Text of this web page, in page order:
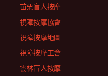
苗栗盲人按摩
視障按摩協會
視障按摩地圖
視障按摩工會
雲林盲人按摩